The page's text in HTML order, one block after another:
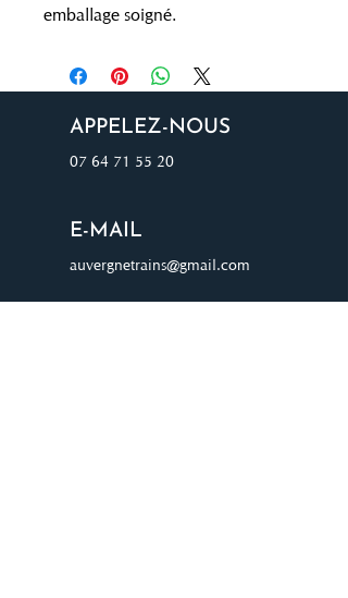
emballage soigné.
APPELEZ-NOUS
07 64 71 55 20
E-MAIL
auvergnetrains@gmail.com